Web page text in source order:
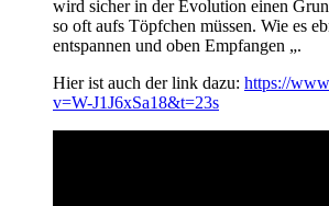
wird sicher in der Evolution einen
so oft aufs Töpfchen müssen. Wie es
entspannen und oben Empfangen „.
Hier ist auch der link dazu: https://
v=W-J1J6xSa18&t=23s